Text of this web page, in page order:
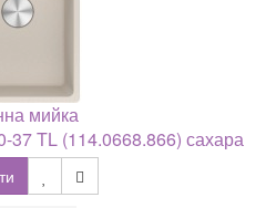
мийка
37 TL (114.0668.866) сахара